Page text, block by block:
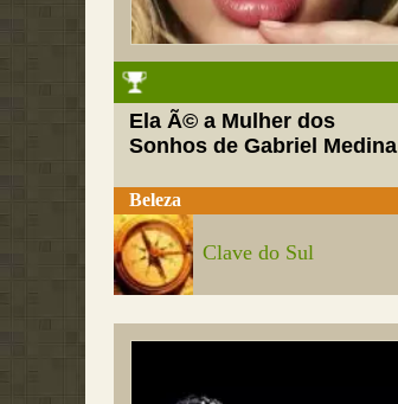
Ela Ã© a Mulher dos
Sonhos de Gabriel Medina
Beleza
Clave do Sul